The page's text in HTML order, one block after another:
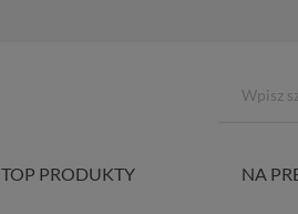
TOP PRODUKTY NA